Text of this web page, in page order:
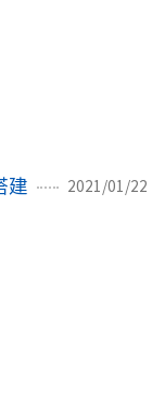
建 2021/01/22